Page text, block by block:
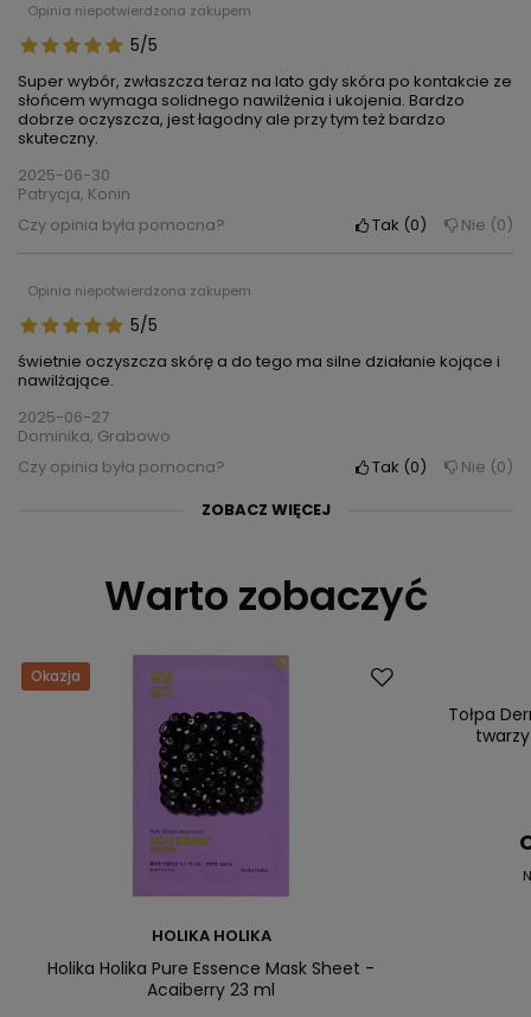
5/5
Opinia niepotwierdzona zakupem
Super wybór, zwłaszcza teraz na lato gdy skóra po kontakcie ze
słońcem wymaga solidnego nawilżenia i ukojenia. Bardzo
dobrze oczyszcza, jest łagodny ale przy tym też bardzo
skuteczny.
2025-06-30
Patrycja, Konin
Czy opinia była pomocna?
Tak 0 Nie 0
5/5
Opinia niepotwierdzona zakupem
świetnie oczyszcza skórę a do tego ma silne działanie kojące i
nawilżające.
2025-06-27
Dominika, Grabowo
Czy opinia była pomocna?
Tak 0 Nie 0
Opinia niepotwierdzona zakupem
polecam, nie wyobrażam sobie już codziennej pielęgnacji bez
uzycia tego zelu.
Karolina, Zabrze
Czy opinia była pomocna?
Tak
ZOBACZ WIĘCEJ
Warto zobaczyć
Okazja
HOLIKA HOLIKA
Holika Holika Pure Essence Mask Sheet -
Acaiberry 23 ml
Tołpa
twarzy